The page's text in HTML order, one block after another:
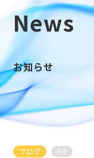
News
お知らせ
ブログ PR